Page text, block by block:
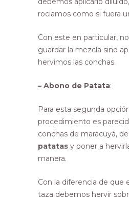
rociamos como si fuera
Con este en particular,
guardar la mezcla sino
hervimos las conchas.
– Abono de Patata:
Para esta segunda
procedimiento es
conchas de maracuyá,
patatas y poner a
manera.
Con la diferencia de que
taza debemos hervir